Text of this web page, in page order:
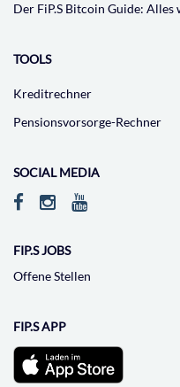
Der FiP.S Bitcoin Guide:
TOOLS
Kreditrechner
Pensionsvorsorge-Rechner
SOCIAL MEDIA
FIP.S JOBS
Offene Stellen
FIP.S APP